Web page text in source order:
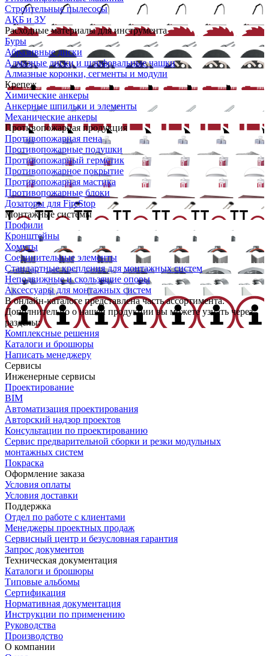
Строительные пылесосы
АКБ и ЗУ
Расходные материалы для инструмента
Буры
Абразивные диски
Алмазные диски и шлифовальные чашки
Алмазные коронки, сегменты и модули
Крепеж
Химические анкеры
Анкерные шпильки и элементы
Механические анкеры
Противопожарная продукция
Противопожарная пена
Противопожарные подушки
Противопожарный герметик
Противопожарное покрытие
Противопожарная мастика
Противопожарные блоки
Дозаторы для FireStop
Монтажные системы
Профили
Кронштейны
Хомуты
Соединительные элементы
Стандартные крепления для монтажных систем
Неподвижные и скользящие опоры
Аксессуары для монтажных систем
В онлайн-каталоге представлена часть ассортимента.
Дополнительно о нашей продукции вы можете узнать через
разделы:
Комплексные решения
Каталоги и брошюры
Написать менеджеру
Сервисы
Инженерные сервисы
Проектирование
BIM
Автоматизация проектирования
Авторский надзор проектов
Консультации по проектированию
Сервис предварительной сборки и резки модульных
монтажных систем
Покраска
Оформление заказа
Условия оплаты
Условия доставки
Поддержка
Отдел по работе с клиентами
Менеджеры проектных продаж
Сервисный центр и безусловная гарантия
Запрос документов
Техническая документация
Каталоги и брошюры
Типовые альбомы
Сертификация
Нормативная документация
Инструкции по применению
Руководства
Производство
О компании